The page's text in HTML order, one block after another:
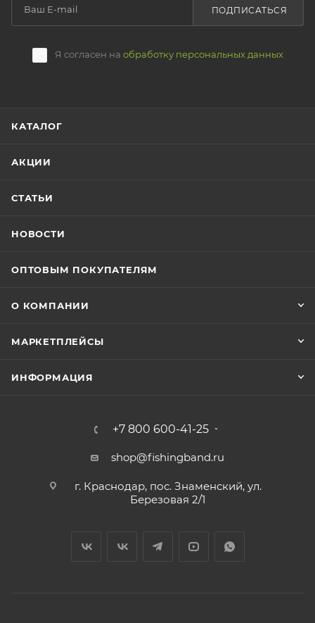
Я согласен на обработку персональных данных
ПОДПИСАТЬСЯ
КАТАЛОГ
АКЦИИ
СТАТЬИ
НОВОСТИ
ОПТОВЫМ ПОКУПАТЕЛЯМ
О КОМПАНИИ
МАРКЕТПЛЕЙСЫ
ИНФОРМАЦИЯ
+7 800 600-41-25
shop@fishingband.ru
г. Краснодар, пос. Знаменский, ул.
Березовая 2/1